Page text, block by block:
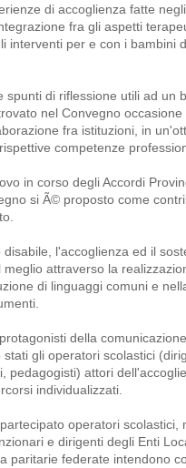
di accoglienza fatte
fra gli aspetti
interventi per e con i bambini
spunti di riflessione utili ad un
nel Convegno occasione
fra istituzioni, in
competenze
in corso degli Accordi
si Ã© proposto come
l'accoglienza ed il
attraverso la
di linguaggi comuni e
della comunicazione
gli operatori scolastici
pedagogisti) attori
individualizzati.
operatori scolastici,
e dirigenti degli Enti
paritarie federate intendono